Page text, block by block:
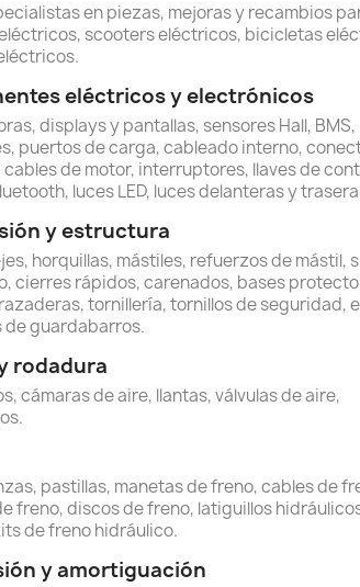
en piezas, mejoras y recambios
scooters eléctricos, bicicletas
eléctricos y electrónicos
displays y pantallas, sensores Hall,
puertos de carga, cableado interno,
de motor, interruptores, llaves de
luces LED, luces delanteras y
y estructura
horquillas, mástiles, refuerzos de mástil,
cierres rápidos, carenados, bases
tornillería, tornillos de seguridad,
de guardabarros.
rodadura
cámaras de aire, llantas, válvulas de aire,
pastillas, manetas de freno, cables de
freno, discos de freno, latiguillos
de freno hidráulico.
y amortiguación